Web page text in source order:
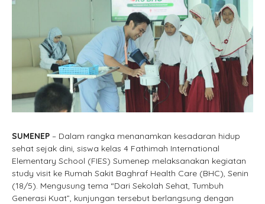
SUMENEP – Dalam rangka menanamkan kesadaran hidup
sehat sejak dini, siswa kelas 4 Fathimah International
Elementary School (FIES) Sumenep melaksanakan kegiatan
study visit ke Rumah Sakit Baghraf Health Care (BHC), Senin
(18/5). Mengusung tema “Dari Sekolah Sehat, Tumbuh
Generasi Kuat”, kunjungan tersebut berlangsung dengan